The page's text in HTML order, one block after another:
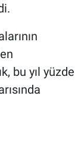
bu yıl yüzde